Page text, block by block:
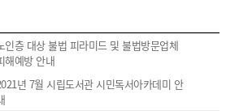
인층 대상 불법 피라미드 및 불법방문업체
해예방 안내
년 7월 시립도서관 시민독서아카데미 안